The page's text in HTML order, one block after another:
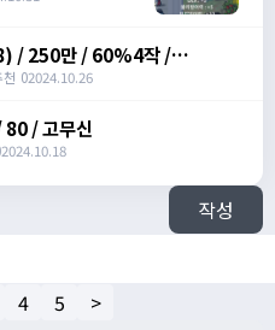
/ 250만 / 60%4작 /
천 02024.10.26
/ 고무신
2024.10.18
작성
4 5 >